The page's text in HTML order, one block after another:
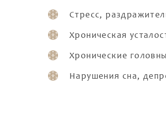
Стресс,
Хроническая
Хронические
Нарушения сна,